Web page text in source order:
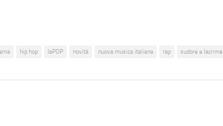
hip hop laPOP novità nuova musica italiana rap sudore e lacrime